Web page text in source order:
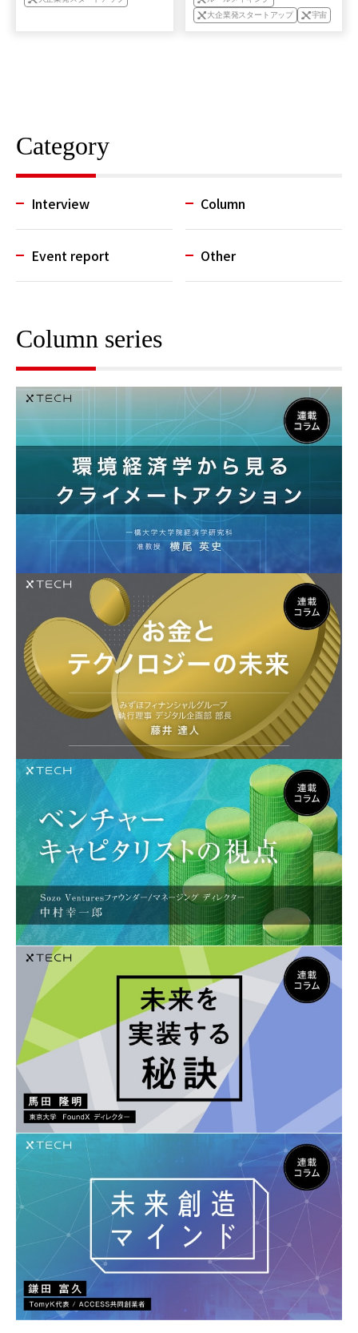
大企業発スタートアップ
宇宙
Category
Interview Column
Event report Other
Column series